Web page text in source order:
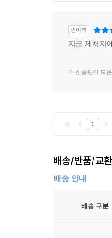
종이책
지금 제처지
이 한줄평이 도
1
배송/반품/교
배송 안내
배송 구분